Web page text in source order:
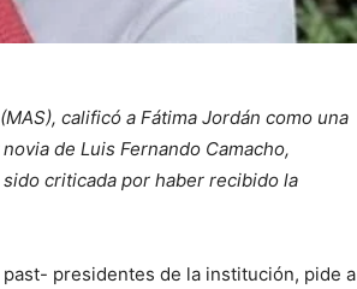
calificó a Fátima Jordán como una
de Luis Fernando Camacho,
criticada por haber recibido la
presidentes de la institución, pide a